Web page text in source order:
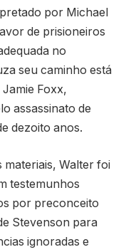
por Michael
de prisioneiros
no
seu caminho está
Foxx,
assassinato de
dezoito anos.
materiais, Walter foi
testemunhos
por preconceito
Stevenson para
ignoradas e